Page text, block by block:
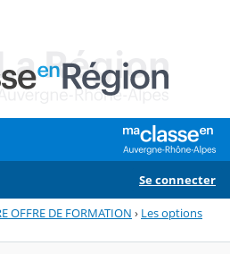
Se connecter
OFFRE DE FORMATION › Les options